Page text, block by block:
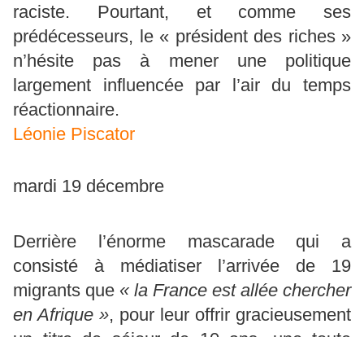
raciste. Pourtant, et comme ses
prédécesseurs, le « président des riches »
n’hésite pas à mener une politique
largement influencée par l’air du temps
réactionnaire.
Léonie Piscator
mardi 19 décembre
Derrière l’énorme mascarade qui a
consisté à médiatiser l’arrivée de 19
migrants que « la France est allée chercher
en Afrique », pour leur offrir gracieusement